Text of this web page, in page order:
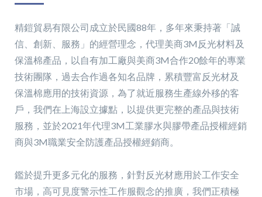
精鎧貿易有限公司成立於民國88年，多年來秉持著「誠
信、創新、服務」的經營理念，代理美商3M反光材料及
保溫棉產品，以自有加工廠與美商3M合作20餘年的專業
技術團隊，過去合作過各知名品牌，累積豐富反光材及
保溫棉應用的技術資源，為了就近服務生產線外移的客
戶，我們在上海設立據點，以提供更完整的產品與技術
服務，並於2021年代理3M工業膠水與膠帶產品授權經銷
商與3M職業安全防護產品授權經銷商。
鑑於提升更多元化的服務，針對反光材應用於工作安全
市場，高可見度警示性工作服觀念的推廣，我們正積極